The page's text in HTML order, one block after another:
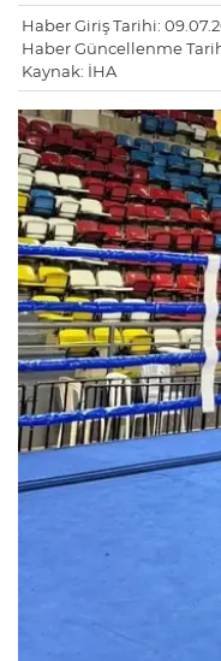
Haber Giriş Tarihi:
Haber Güncellenme
Kaynak: İHA